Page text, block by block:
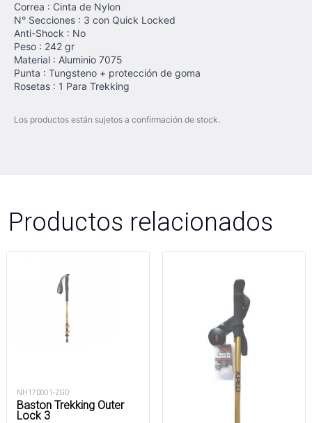
Correa : Cinta de Nylon
N° Secciones : 3 con Quick Locked
Anti-Shock : No
Peso : 242 gr
Material : Aluminio 7075
Punta : Tungsteno + protección de goma
Rosetas : 1 Para Trekking
Los productos están sujetos a confirmación de stock.
Productos relacionados
NH17D001-ZGO
Baston Trekking Outer
Lock 3